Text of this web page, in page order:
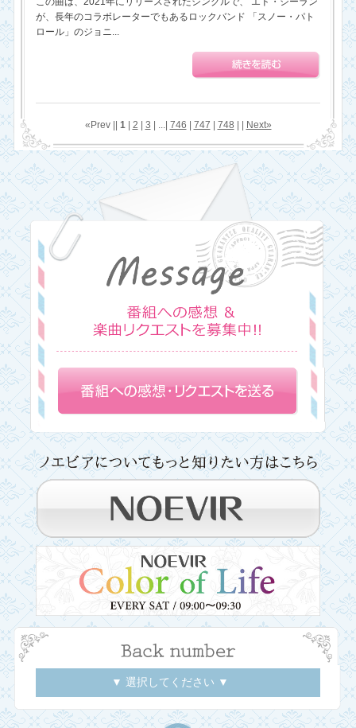
が、長年のコラボレーターでもあるロックバンド 「スノー・パト
ロール」のジョニ...
«Prev || 1| 2 3 | ...| 746 747 748 Next»